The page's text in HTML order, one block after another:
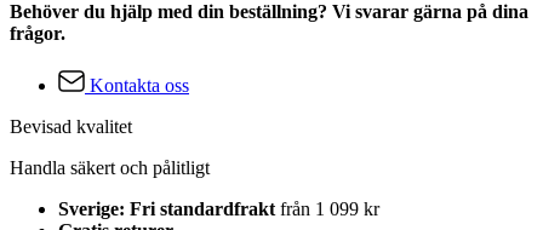
Behöver du hjälp med din beställning? Vi svarar gärna på dina
frågor.
Kontakta oss
Bevisad kvalitet
Handla säkert och pålitligt
Sverige: Fri standardfrakt från 1 099 kr